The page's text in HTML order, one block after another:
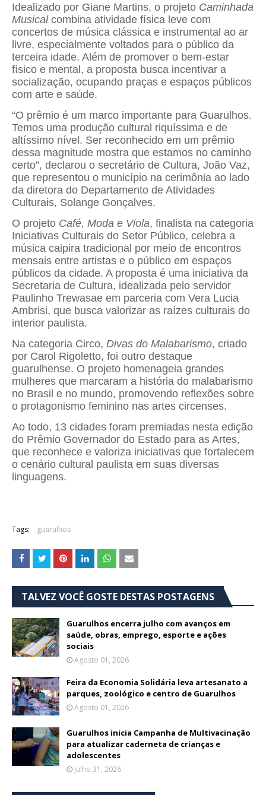
Idealizado por Giane Martins, o projeto Caminhada
Musicalcombina atividade física leve com
concertos de música clássica e instrumental ao ar
livre, especialmente voltados para o público da
terceira idade. Além de promover o bem-estar
físico e mental, a proposta busca incentivar a
socialização, ocupando praças e espaços públicos
com arte e saúde.
“O prêmio é um marco importante para Guarulhos.
Temos uma produção cultural riquíssima e de
altíssimo nível. Ser reconhecido em um prêmio
dessa magnitude mostra que estamos no caminho
certo”, declarou o secretário de Cultura, João Vaz,
que representou o município na cerimônia ao lado
da diretora do Departamento de Atividades
Culturais, Solange Gonçalves.
O projeto Café, Moda e Viola, finalista na categoria
Iniciativas Culturais do Setor Público, celebra a
música caipira tradicional por meio de encontros
mensais entre artistas e o público em espaços
públicos da cidade. A proposta é uma iniciativa da
Secretaria de Cultura, idealizada pelo servidor
Paulinho Trewasae em parceria com Vera Lucia
Ambrisi, que busca valorizar as raízes culturais do
interior paulista.
Na categoria Circo, Divas do Malabarismo, criado
por Carol Rigoletto, foi outro destaque
guarulhense. O projeto homenageia grandes
mulheres que marcaram a história do malabarismo
no Brasil e no mundo, promovendo reflexões sobre
o protagonismo feminino nas artes circenses.
Ao todo, 13 cidades foram premiadas nesta edição
do Prêmio Governador do Estado para as Artes,
que reconhece e valoriza iniciativas que fortalecem
o cenário cultural paulista em suas diversas
linguagens.
Tags: guarulhos
TALVEZ VOCÊ GOSTE DESTAS POSTAGENS
Guarulhos encerra julho com avanços em
saúde, obras, emprego, esporte e ações
sociais
Agosto 01, 2026
Feira da Economia Solidária leva artesanato a
parques, zoológico e centro de Guarulhos
Agosto 01, 2026
Guarulhos inicia Campanha de Multivacinação
para atualizar caderneta de crianças e
adolescentes
Julho 31, 2026